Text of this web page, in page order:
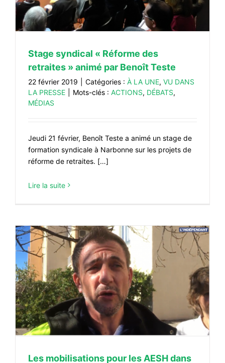
#VOS ÉLUES
#FORMATION
#COMMUNIQUÉS
#ÉLECTIONS
#MÉDIAS
#ARCHIVES
Stage syndical « Réforme des
retraites » animé par Benoît Teste
22 février 2019 Catégories : À LA UNE, VU DANS
LA PRESSE
Mots-clés : ACTIONS, DÉBATS,
MÉDIAS
Jeudi 21 février, Benoît Teste a animé un stage de
formation syndicale à Narbonne sur les projets de
réforme de retraites. […]
Lire la suite
Les mobilisations pour les AESH dans